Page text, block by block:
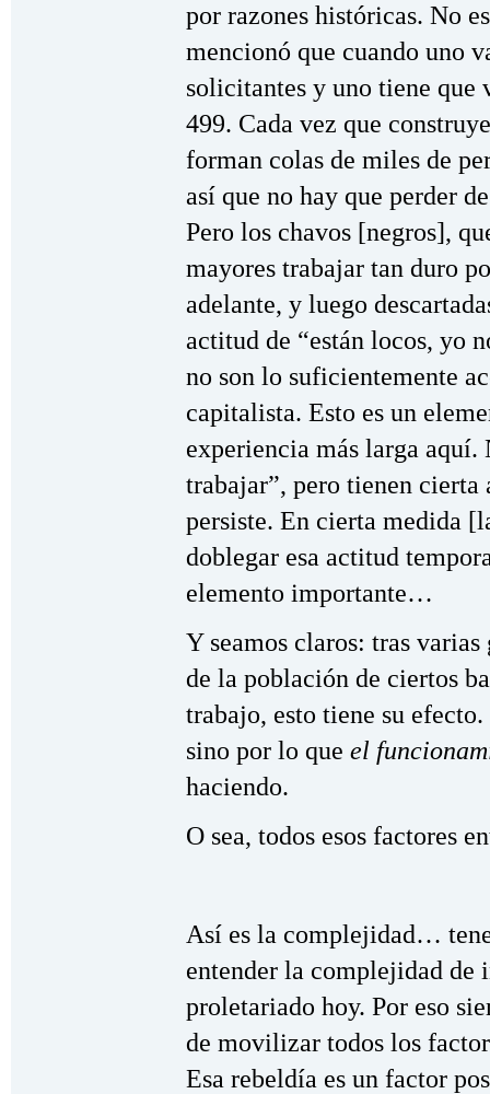
por razones históricas. No
mencionó que cuando uno
solicitantes y uno tiene que
499. Cada vez que
forman colas de miles de
así que no hay que perder
Pero los chavos [negros],
mayores trabajar tan duro
adelante, y luego
actitud de “están locos, yo
no son lo suficientemente
capitalista. Esto es un
experiencia más larga
trabajar”, pero tienen cierta
persiste. En cierta medida
doblegar esa actitud
elemento importante…
Y seamos claros: tras
de la población de ciertos
trabajo, esto tiene su
sino por lo que el
haciendo.
O sea, todos esos factores
Así es la complejidad…
entender la complejidad de
proletariado hoy. Por eso
de movilizar todos los
Esa rebeldía es un factor